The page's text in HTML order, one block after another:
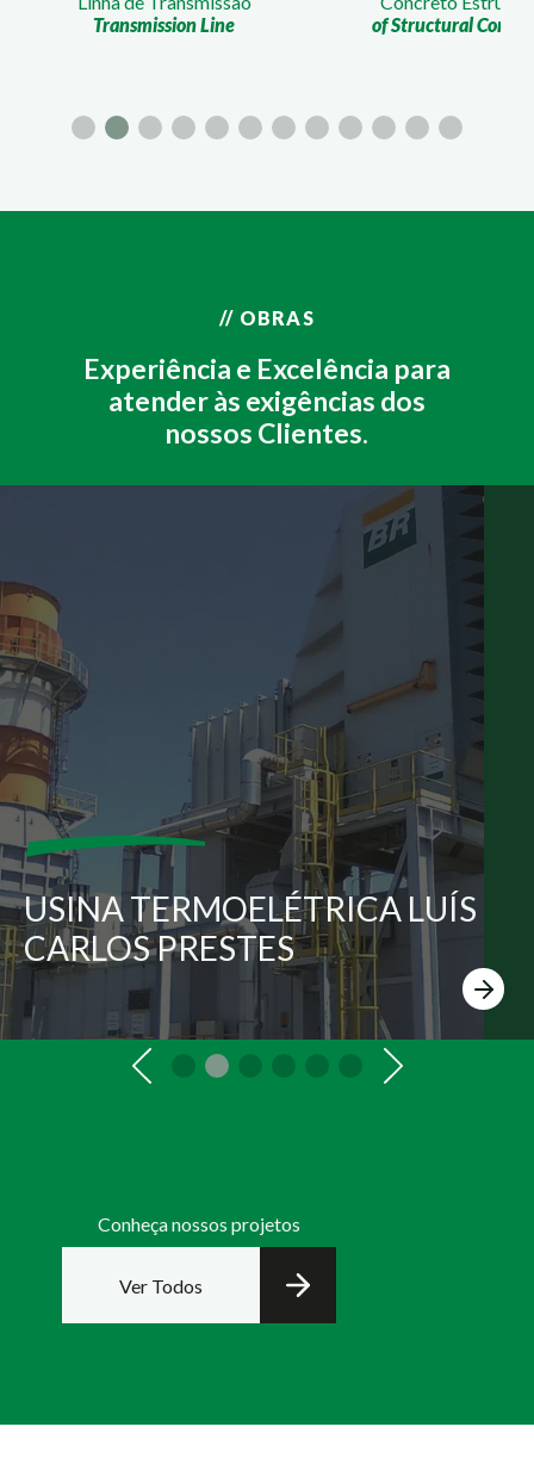
Line
of Structural Concrete
// OBRAS
Experiência e Excelência para
atender às exigências dos
nossos Clientes.
Conheça nossos projetos
Ver Todos
USINA TERMOELÉTRICA LUÍS
CARLOS PRESTES